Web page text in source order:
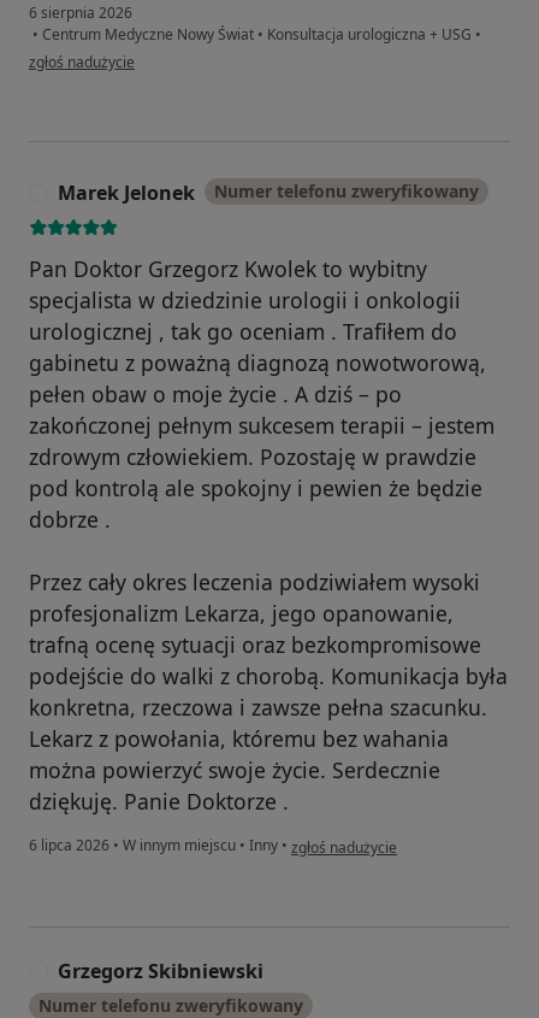
6 sierpnia 2026
• Centrum Medyczne Nowy Świat • Konsultacja urologiczna + USG •
w opinii użytkownika Marek
zgłoś nadużycie
Marek Jelonek Numer telefonu zweryfikowany
Pan Doktor Grzegorz Kwolek to wybitny
specjalista w dziedzinie urologii i onkologii
urologicznej , tak go oceniam . Trafiłem do
gabinetu z poważną diagnozą nowotworową,
pełen obaw o moje życie . A dziś – po
zakończonej pełnym sukcesem terapii – jestem
zdrowym człowiekiem. Pozostaję w prawdzie
pod kontrolą ale spokojny i pewien że będzie
dobrze .
Przez cały okres leczenia podziwiałem wysoki
profesjonalizm Lekarza, jego opanowanie,
trafną ocenę sytuacji oraz bezkompromisowe
podejście do walki z chorobą. Komunikacja była
konkretna, rzeczowa i zawsze pełna szacunku.
Lekarz z powołania, któremu bez wahania
można powierzyć swoje życie. Serdecznie
dziękuję. Panie Doktorze .
6 lipca 2026 • W innym miejscu • Inny • w opinii użytkownika Marek Jelonek
zgłoś nadużycie
Grzegorz Skibniewski
Numer telefonu zweryfikowany